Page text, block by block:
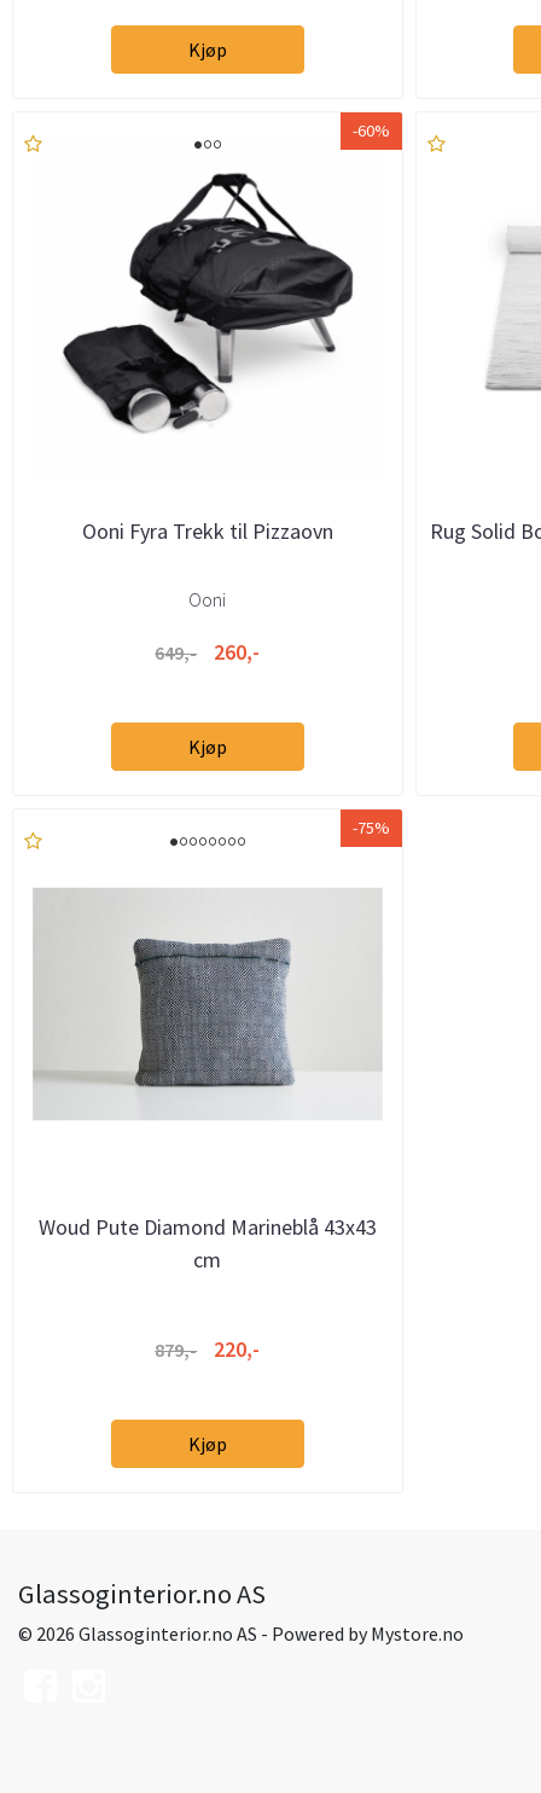
Kjøp
-60%
Ooni Fyra Trekk til Pizzaovn
Ooni
649,- 260,-
Kjøp
Rug Solid
-75%
Woud Pute Diamond Marineblå 43x43
cm
879,- 220,-
Kjøp
Glassoginterior.no AS
© 2026 Glassoginterior.no AS - Powered byMystore.no